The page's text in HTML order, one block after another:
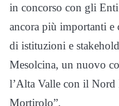
in concorso con gli
ancora più importanti e
di istituzioni e
Mesolcina, un nuovo
l’Alta Valle con il
Mortirolo”.